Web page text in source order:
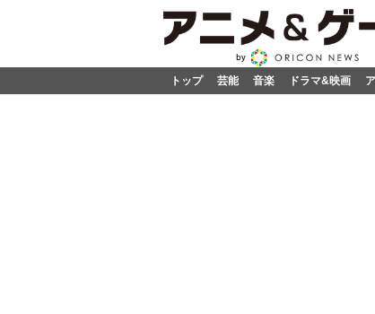
トップ 芸能 音楽 ドラマ&映画